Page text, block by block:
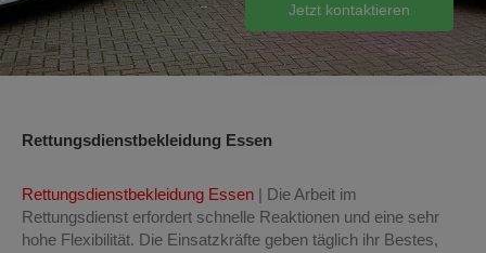
Jetzt kontaktieren
Rettungsdienstbekleidung Essen
Rettungsdienstbekleidung Essen | Die Arbeit im
Rettungsdienst erfordert schnelle Reaktionen und eine sehr
hohe Flexibilität. Die Einsatzkräfte geben täglich ihr Bestes,